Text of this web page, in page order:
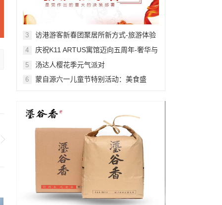
3
访港游客新春团聚居所新方式-旅游体验
4
庆祝K11 ARTUS寓馆迈向五周年-奢华与
5 汤达人樱花季元气派对
6
蒙自源六一儿童节特别活动：美食盛